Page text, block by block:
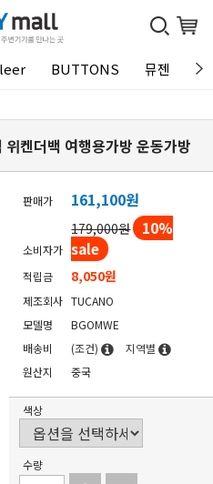
BUTTONS 뮤젠
켄더백 여행용가방 운동가방
판매가 161,100원
소비자가
179,000원 10%
sale
적립금 8,050원
제조회사 TUCANO
모델명
BGOMWE
배송비
(조건)
지역별
원산지
중국
색상
수량